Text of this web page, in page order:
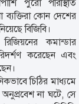
পুরো পরিস্থিতি
ব্যক্তিরা কোন দেশের
বিজিবি।
কমান্ডার
করেছেন এবং
চিঠির মাধ্যমে
না ঘটে, সে